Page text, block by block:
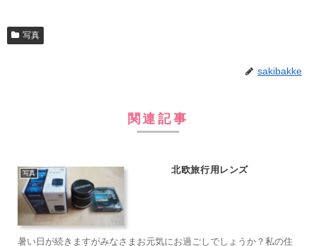
写真
sakibakke
関連記事
写真 北欧旅行用レンズ
暑い日が続きますがみなさまお元気にお過ごしでしょうか？私の住